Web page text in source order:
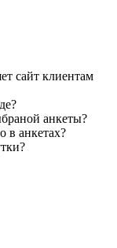
сайт клиентам
анкеты?
в анкетах?